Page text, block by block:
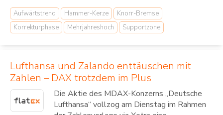
Aufwärtstrend Hammer-Kerze
Knorr-Bremse
Korrekturphase
Mehrjahreshoch Supportzone
Lufthansa und Zalando enttäuschen mit
Zahlen – DAX trotzdem im Plus
Die Aktie des MDAX-Konzerns „Deutsche
Lufthansa“ vollzog am Dienstag im Rahmen